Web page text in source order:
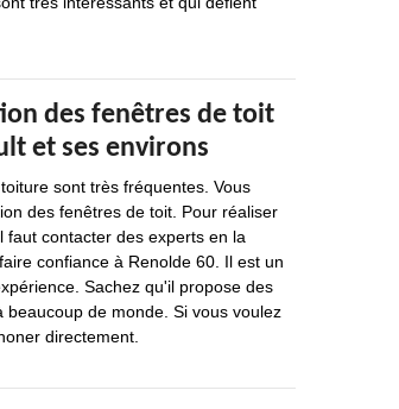
des fenêtres de toit
et ses environs
sont très fréquentes. Vous
des fenêtres de toit. Pour réaliser
faut contacter des experts en la
confiance à Renolde 60. Il est un
Sachez qu'il propose des
de monde. Si vous voulez
directement.